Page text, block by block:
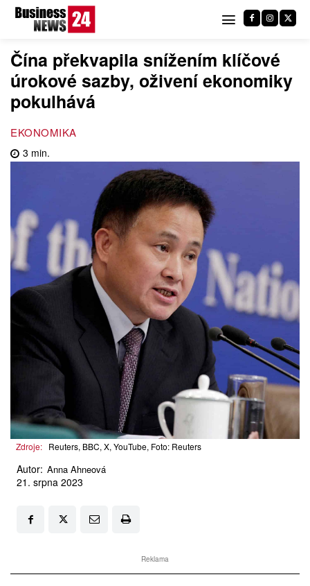
Čína překvapila snížením klíčové
úrokové sazby, oživení ekonomiky
pokulhává
EKONOMIKA
3 min.
Zdroje: Reuters, BBC, X, YouTube, Foto: Reuters
Autor: Anna Ahneová
21. srpna 2023
Reklama